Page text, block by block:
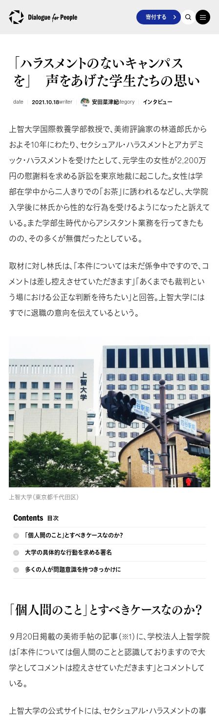
寄付する
「ハラスメントのないキャンパス
を」 声をあげた学生たちの思い
date 2021.10.18writer 安田菜津紀category インタビュー
上智大学国際教養学部教授で、美術評論家の林道郎氏から
およそ10年にわたり、セクシュアル・ハラスメントとアカデミ
ック・ハラスメントを受けたとして、元学生の女性が2,200万
円の慰謝料を求める訴訟を東京地裁に起こした。女性は学
部在学中から二人きりでの「お茶」に誘われるなどし、大学院
入学後に林氏から性的な行為を受けるようになったと訴えて
いる。また学部生時代からアシスタント業務を行ってきたも
のの、その多くが無償だったとしている。
取材に対し林氏は、「本件については未だ係争中ですので、コ
メントは差し控えさせていただきます」「あくまでも裁判とい
う場における公正な判断を待ちたい」と回答。上智大学には
すでに退職の意向を伝えているという。
上智大学（東京都千代田区）
「個人間のこと」とすべきケースなのか？
大学の具体的な行動を求める署名
多くの人が問題意識を持つきっかけに
「個人間のこと」とすべきケースなのか？
９月20日掲載の美術手帖の記事（※1） に、学校法人上智学院
は「本件については個人間のことと認識しておりますので大
学としてコメントは控えさせていただきます」とコメントして
いる。
上智大学の公式サイトには、セクシュアル・ハラスメントの事